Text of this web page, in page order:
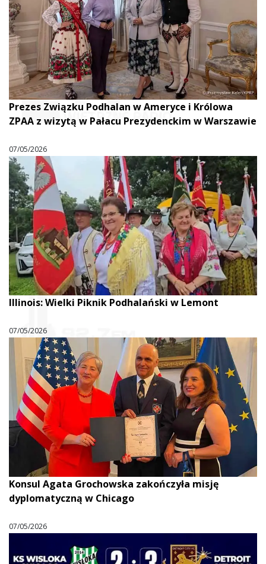
Prezes Związku Podhalan w Ameryce i Królowa
ZPAA z wizytą w Pałacu Prezydenckim w Warszawie
07/05/2026
Illinois: Wielki Piknik Podhalański w Lemont
07/05/2026
Konsul Agata Grochowska zakończyła misję
dyplomatyczną w Chicago
07/05/2026